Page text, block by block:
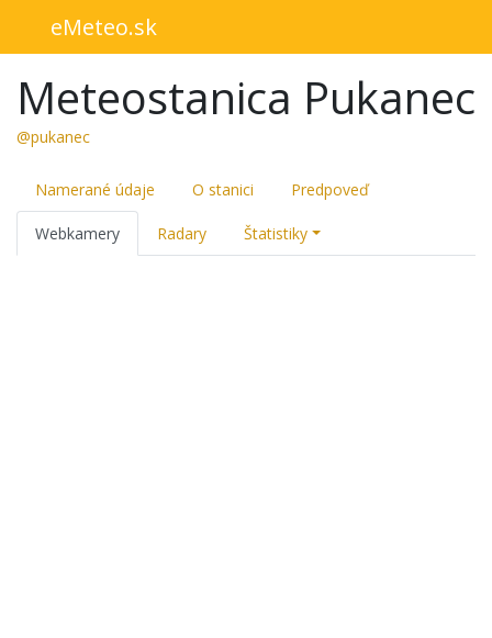
eMeteo.sk
Meteostanica Pukanec
@pukanec
Namerané údaje O stanici Predpoveď
Webkamery Radary Štatistiky